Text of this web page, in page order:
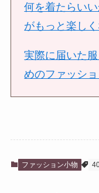
何を着たらい
がもっと楽し
実際に届いた
めのファッシ
ファッション小物